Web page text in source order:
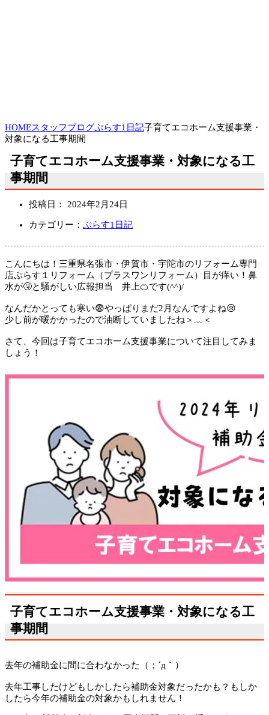
HOMEスタッフブログぷらす1日記子育てエコホーム支援事業・
対象になる工事期間
子育てエコホーム支援事業・対象になる工
事期間
投稿日： 2024年2月24日
カテゴリー： ぷらす1日記
こんにちは！三重県名張市・伊賀市・宇陀市のリフォーム専門
店ぷらす１リフォーム（プラスワンリフォーム）目が痒い！鼻
水が🤧と騒がしい広報担当 井上🍊です(^^)/
なんだかとっても寒い😨やっぱりまだ2月なんですよね😢
少し前が暖かかったので油断していましたね＞﹏＜
さて、今回は子育てエコホーム支援事業について注目してみま
しょう！
子育てエコホーム支援事業・対象になる工
事期間
去年の補助金に間に合わなかった（；´д｀）ゞ
去年工事したけどもしかしたら補助金対象だったかも？もしか
したら今年の補助金の対象かもしれません！